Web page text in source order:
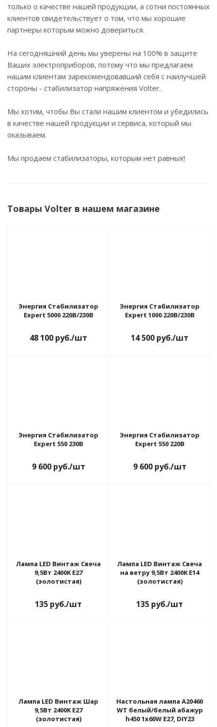
только о качестве нашей продукции, а сотни постоянных
клиентов свидетельствует о том, что мы хорошие
партнеры которым можно довериться.
На сегодняшний день мы уверены на 100% в защите
Ваших электроприборов, потому что мы предлагаем
нашим клиентам зарекомендовавший себя с наилучшей
стороны - стабилизатор напряжения Volter.
Мы хотим, чтобы Вы стали нашим клиентом и убедились
в качестве нашей продукции и сервиса, который мы
оказываем.
Мы продаем стабилизаторы, которым нет равных!
Товары Volter в нашем магазине
Энергия Cтабилизатор
Expert 5000 220В/230В
48 100 руб./шт
Энергия Cтабилизатор
Expert 1000 220В/230В
14 500 руб./шт
Энергия Cтабилизатор
Expert 550 230В
9 600руб./шт
Энергия Cтабилизатор
Expert 550 220В
9 600руб./шт
Лампа LED Винтаж Свеча
9,5Вт 2400K E27
(золотистая)
135 руб./шт
Лампа LED Винтаж Свеча
на ветру 9,5Вт 2400K E14
(золотистая)
135 руб./шт
Лампа LED Винтаж Шар
9,5Вт 2400K E27
(золотистая)
Настольная лампа A20460
WT белый/белый абажур
h450 1х60W E27, DIY23